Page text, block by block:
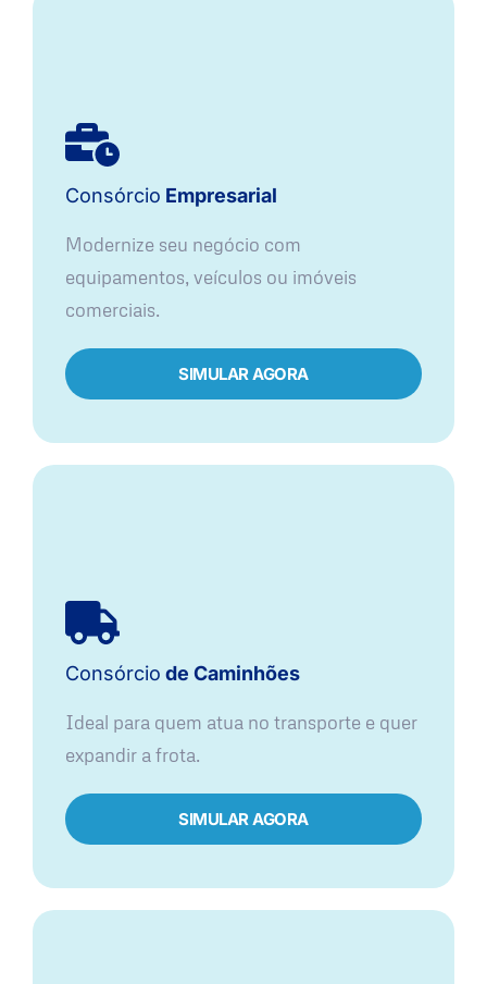
Consórcio Empresarial
Modernize seu negócio com
equipamentos, veículos ou imóveis
comerciais.
SIMULAR AGORA
Consórcio de Caminhões
Ideal para quem atua no transporte e quer
expandir a frota.
SIMULAR AGORA